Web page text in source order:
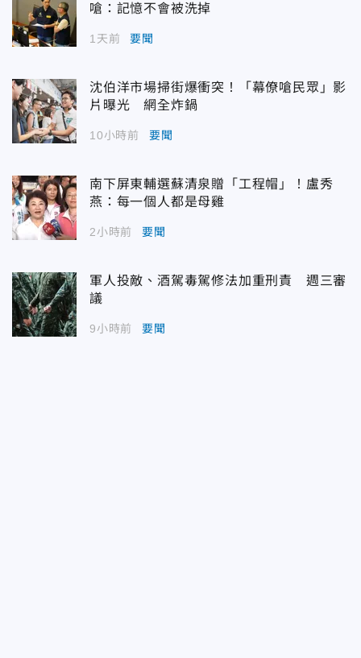
嗆：記憶不會被洗掉
1天前 要聞
沈伯洋市場掃街爆衝突！「幕僚嗆民眾」影
片曝光 網全炸鍋
10小時前 要聞
南下屏東輔選蘇清泉贈「工程帽」！盧秀
燕：每一個人都是母雞
2小時前 要聞
軍人投敵、酒駕毒駕修法加重刑責 週三審
議
9小時前 要聞